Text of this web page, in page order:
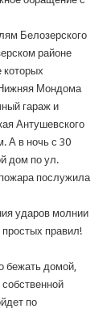
Белозерского
районе
которых
Нижняя Мондома
гараж и
Антушевского
А в ночь с 30
дом по ул.
послужила
ударов молнии
правил!
бежать домой,
по